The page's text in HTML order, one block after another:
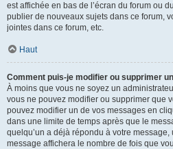
est affichée en bas de l’écran du forum ou
publier de nouveaux sujets dans ce forum,
jointes dans ce forum, etc.
Haut
Comment puis-je modifier ou supprimer
À moins que vous ne soyez un
vous ne pouvez modifier ou supprimer que
pouvez modifier un de vos messages en
dans une limite de temps après que le
quelqu’un a déjà répondu à votre
message affichera le nombre de fois que